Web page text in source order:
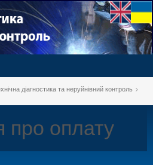
діагностика та неруйнівний контроль
про оплату